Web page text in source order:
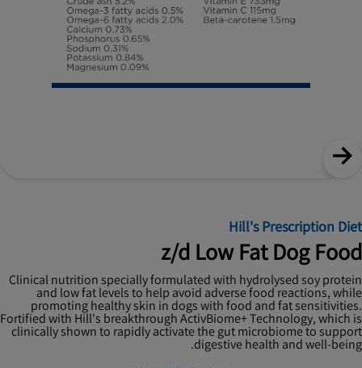
Hill's Prescription Diet
z/d Low Fat Dog Food
Clinical nutrition specially formulated with hydrolysed soy protein
and low fat levels to help avoid adverse food reactions, while
promoting healthy skin in dogs with food and fat sensitivities.
Fortified with Hill's breakthrough ActivBiome+ Technology, which is
clinically shown to rapidly activate the gut microbiome to support
digestive health and well-being.